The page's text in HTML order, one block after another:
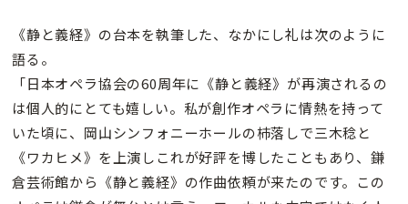
《静と義経》の台本を執筆した、なかにし礼は次のように
語る。
「日本オペラ協会の60周年に《静と義経》が再演されるの
は個人的にとても嬉しい。私が創作オペラに情熱を持って
いた頃に、岡山シンフォニーホールの杮落しで三木稔と
《ワカヒメ》を上演しこれが好評を博したこともあり、鎌
倉芸術館から《静と義経》の作曲依頼が来たのです。この